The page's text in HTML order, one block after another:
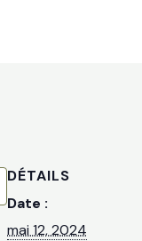
DÉTAILS
Date :
mai 12, 2024